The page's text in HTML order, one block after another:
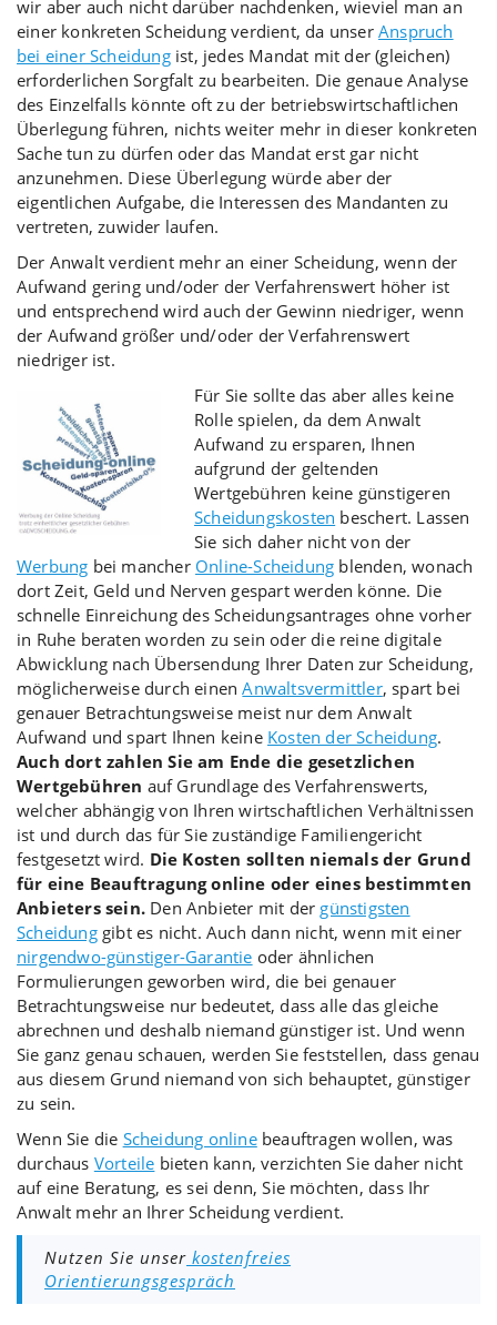
wir aber auch nicht darüber nachdenken, wieviel man an
einer konkreten Scheidung verdient, da unserAnspruch
bei einer Scheidungist, jedes Mandat mit der (gleichen)
erforderlichen Sorgfalt zu bearbeiten. Die genaue Analyse
des Einzelfalls könnte oft zu der betriebswirtschaftlichen
Überlegung führen, nichts weiter mehr in dieser konkreten
Sache tun zu dürfen oder das Mandat erst gar nicht
anzunehmen. Diese Überlegung würde aber der
eigentlichen Aufgabe, die Interessen des Mandanten zu
vertreten, zuwider laufen.
Der Anwalt verdient mehr an einer Scheidung, wenn der
Aufwand gering und/oder der Verfahrenswert höher ist
und entsprechend wird auch der Gewinn niedriger, wenn
der Aufwand größer und/oder der Verfahrenswert
niedriger ist.
Für Sie sollte das aber alles keine
Rolle spielen, da dem Anwalt
Aufwand zu ersparen, Ihnen
aufgrund der geltenden
Wertgebühren keine günstigeren
Scheidungskosten beschert. Lassen
Sie sich daher nicht von der
Werbung bei mancher Online-Scheidung blenden, wonach
dort Zeit, Geld und Nerven gespart werden könne. Die
schnelle Einreichung des Scheidungsantrages ohne vorher
in Ruhe beraten worden zu sein oder die reine digitale
Abwicklung nach Übersendung Ihrer Daten zur Scheidung,
möglicherweise durch einenAnwaltsvermittler, spart bei
genauer Betrachtungsweise meist nur dem Anwalt
Aufwand und spart Ihnen keine Kosten der Scheidung.
Auch dort zahlen Sie am Ende die gesetzlichen
Wertgebühren auf Grundlage des Verfahrenswerts,
welcher abhängig von Ihren wirtschaftlichen Verhältnissen
ist und durch das für Sie zuständige Familiengericht
festgesetzt wird. Die Kosten sollten niemals der Grund
für eine Beauftragung online oder eines bestimmten
Anbieters sein. Den Anbieter mit der günstigsten
Scheidunggibt es nicht. Auch dann nicht, wenn mit einer
nirgendwo-günstiger-Garantie oder ähnlichen
Formulierungen geworben wird, die bei genauer
Betrachtungsweise nur bedeutet, dass alle das gleiche
abrechnen und deshalb niemand günstiger ist. Und wenn
Sie ganz genau schauen, werden Sie feststellen, dass genau
aus diesem Grund niemand von sich behauptet, günstiger
zu sein.
Wenn Sie die Scheidung onlinebeauftragen wollen, was
durchaus Vorteile bieten kann, verzichten Sie daher nicht
auf eine Beratung, es sei denn, Sie möchten, dass Ihr
Anwalt mehr an Ihrer Scheidung verdient.
Nutzen Sie unser kostenfreies
Orientierungsgespräch